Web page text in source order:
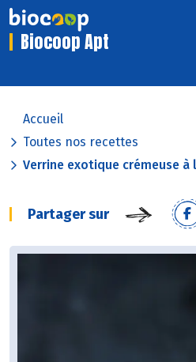
Biocoop Apt
Accueil
Toutes nos recettes
Verrine exotique crémeuse à
Partager sur